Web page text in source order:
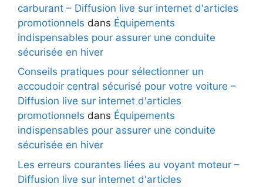
carburant – Diffusion live sur internet d'articles
promotionnels dans Équipements
indispensables pour assurer une conduite
sécurisée en hiver
Conseils pratiques pour sélectionner un
accoudoir central sécurisé pour votre voiture –
Diffusion live sur internet d'articles
promotionnels dans Équipements
indispensables pour assurer une conduite
sécurisée en hiver
Les erreurs courantes liées au voyant moteur –
Diffusion live sur internet d'articles